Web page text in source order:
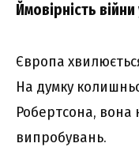
Ймовірність
Європа
На думку
Робертсона, вона
випробувань.